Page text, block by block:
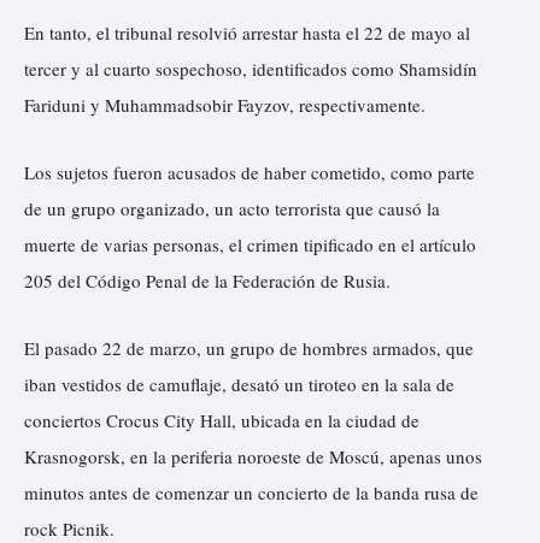
En tanto, el tribunal resolvió arrestar hasta el 22 de mayo al
tercer y al cuarto sospechoso, identificados como Shamsidín
Fariduni y Muhammadsobir Fayzov, respectivamente.
Los sujetos fueron acusados de haber cometido, como parte
de un grupo organizado, un acto terrorista que causó la
muerte de varias personas, el crimen tipificado en el artículo
205 del Código Penal de la Federación de Rusia.
El pasado 22 de marzo, un grupo de hombres armados, que
iban vestidos de camuflaje, desató un tiroteo en la sala de
conciertos Crocus City Hall, ubicada en la ciudad de
Krasnogorsk, en la periferia noroeste de Moscú, apenas unos
minutos antes de comenzar un concierto de la banda rusa de
rock Picnik.